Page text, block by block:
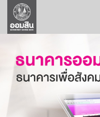
ลูกค้าธุรกิจ
ลูกค้าผู้ประกอบรายย่อย
ออมเพื่อสุข
เกี่ยวกับธนาคาร
การพัฒนาที่ยั่งยืน